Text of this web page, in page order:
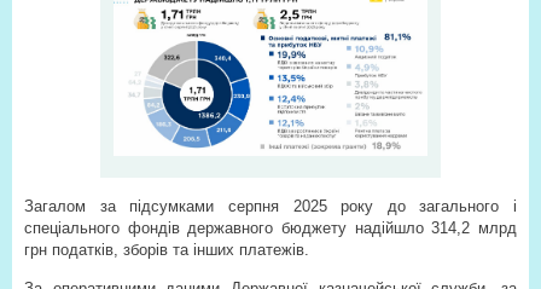
Загалом за підсумками серпня 2025 року до загального і
спеціального фондів державного бюджету надійшло 314,2 млрд
грн податків, зборів та інших платежів.